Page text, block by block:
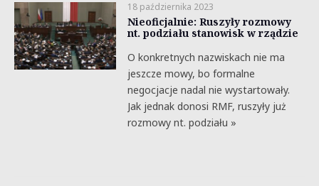
18 października 2023
Nieoficjalnie: Ruszyły rozmowy
nt. podziału stanowisk w rządzie
O konkretnych nazwiskach nie ma
jeszcze mowy, bo formalne
negocjacje nadal nie wystartowały.
Jak jednak donosi RMF, ruszyły już
rozmowy nt. podziału »